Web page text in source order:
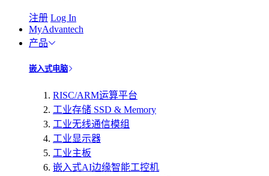
注册 Log In
MyAdvantech
产品
嵌入式电脑
RISC/ARM运算平台
工业存储 SSD & Memory
工业无线通信模组
工业显示器
工业主板
嵌入式AI边缘智能工控机